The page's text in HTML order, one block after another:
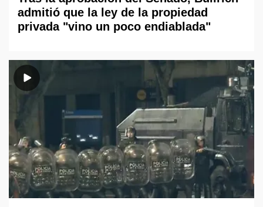
admitió que la ley de la propiedad
privada "vino un poco endiablada"